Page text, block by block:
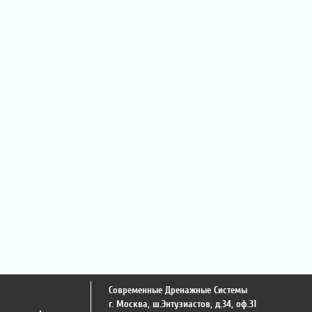
Современные Дренажные Системы
г. Москва, ш.Энтузиастов, д.34, оф.31